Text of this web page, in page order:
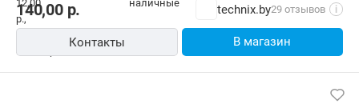
140,00р. technix.by29 отзывов i
Контакты В магазин